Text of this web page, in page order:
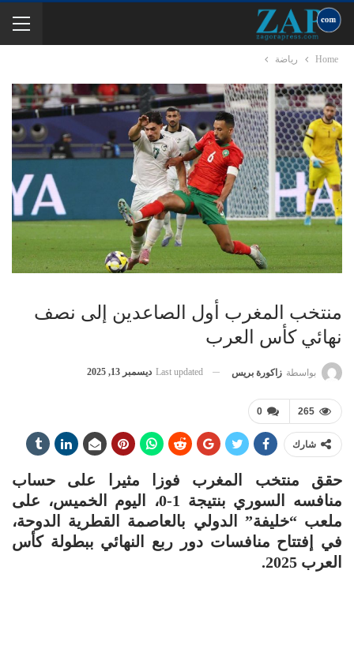
Home رياضة
منتخب المغرب أول الصاعدين إلى نصف
نهائي كأس العرب
بواسطة زاكورة بريس Last updated ديسمبر 13, 2025
0 265
شارك
حقق منتخب المغرب فوزا مثيرا على حساب
منافسه السوري بنتيجة 1-0، اليوم الخميس، على
ملعب “خليفة” الدولي بالعاصمة القطرية الدوحة،
في إفتتاح منافسات دور ربع النهائي ببطولة كأس
العرب 2025.